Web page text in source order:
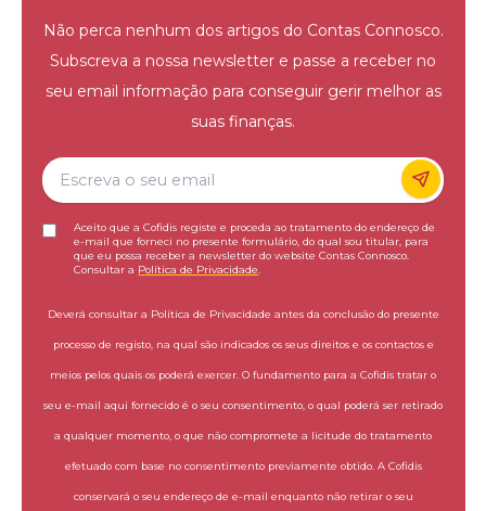
Não perca nenhum dos artigos do Contas Connosco.
Subscreva a nossa newsletter e passe a receber no
seu email informação para conseguir gerir melhor as
suas finanças.
Aceito que a Cofidis registe e proceda ao tratamento do endereço de
e-mail que forneci no presente formulário, do qual sou titular, para
que eu possa receber a newsletter do website Contas Connosco.
Consultar a Política de Privacidade
Deverá consultar a Política de Privacidade antes da conclusão do presente
processo de registo, na qual são indicados os seus direitos e os contactos e
meios pelos quais os poderá exercer. O fundamento para a Cofidis tratar o
seu e-mail aqui fornecido é o seu consentimento, o qual poderá ser retirado
a qualquer momento, o que não compromete a licitude do tratamento
efetuado com base no consentimento previamente obtido. A Cofidis
conservará o seu endereço de e-mail enquanto não retirar o seu